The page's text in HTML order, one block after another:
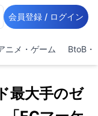
会員登録 / ログイン
ニメ・ゲーム BtoB・
最大手のゼ